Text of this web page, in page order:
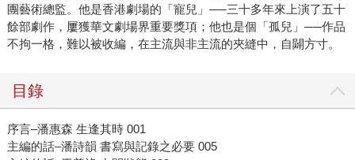
團藝術總監。他是香港劇場的「寵兒」──三十多年來上演了五十
餘部劇作，屢獲華文劇場界重要獎項；他也是個「孤兒」──作品
不拘一格，難以被收編，在主流與非主流的夾縫中，自闢方寸。
目錄
序言–潘惠森 生逢其時 001
主編的話–潘詩韻 書寫與記錄之必要 005